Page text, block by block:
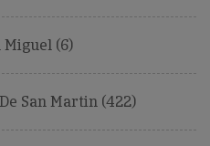
Miguel (6)
San Martin (422)